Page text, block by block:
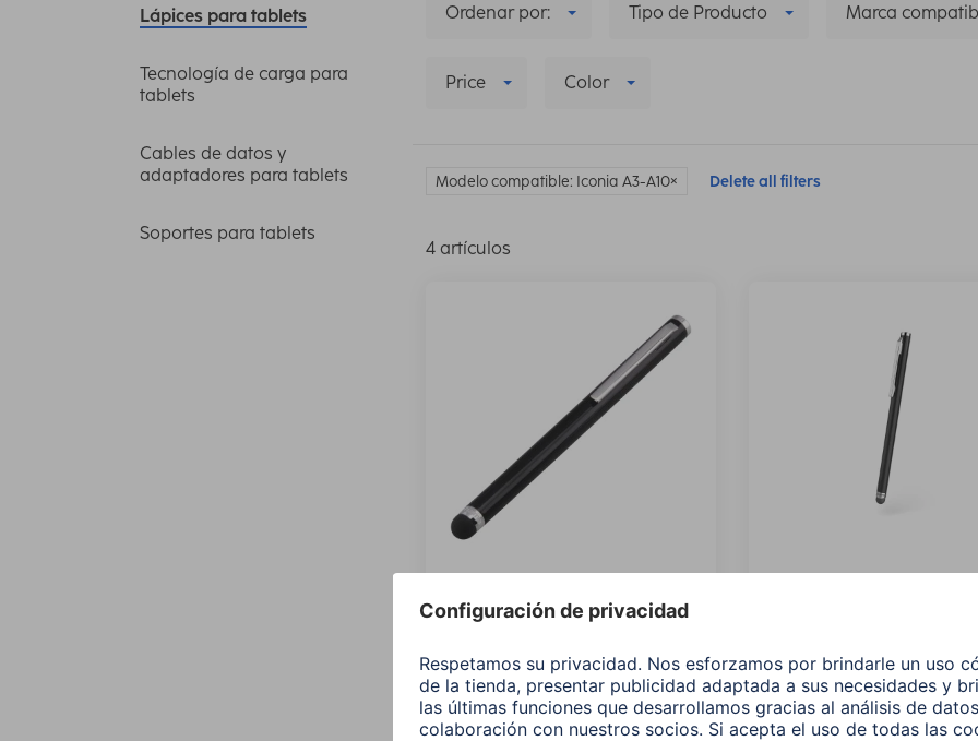
Lápices para tablets
Tecnología de carga para
tablets
Cables de datos y
adaptadores para tablets
Soportes para tablets
Ordenar por: Tipo de Producto Marca
Price Color
Modelo compatible: Iconia A3-A10 Delete all filters
4 artículos
para tablets PC y
00182509
4,99 EUR
00125106
4,99 EUR